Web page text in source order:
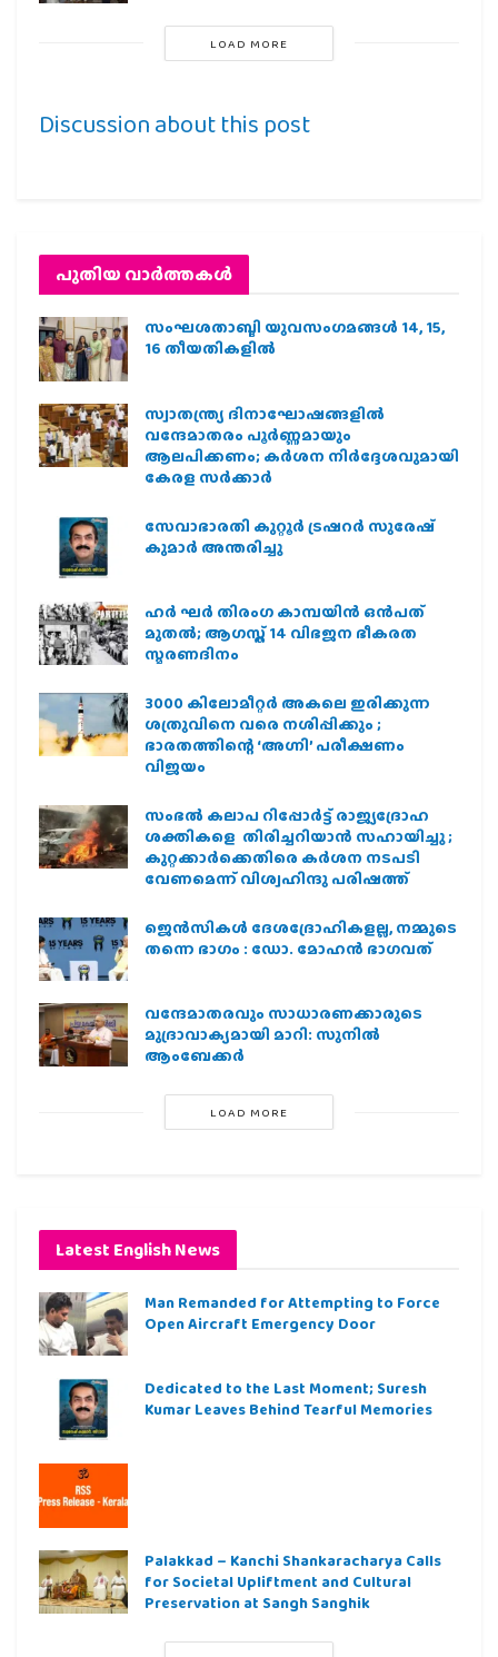
LOAD MORE
Discussion about this post
പുതിയ വാര്‍ത്തകള്‍
സംഘശതാബ്ദി യുവസംഗമങ്ങള്‍ 14, 15,
16 തീയതികളില്‍
സ്വാതന്ത്ര്യ ദിനാഘോഷങ്ങളിൽ
വന്ദേമാതരം പൂർണ്ണമായും
ആലപിക്കണം; കർശന നിർദ്ദേശവുമായി
കേരള സർക്കാർ
സേവാഭാരതി കുറ്റൂർ ട്രഷറർ സുരേഷ്
കുമാർ അന്തരിച്ചു
ഹര്‍ ഘര്‍ തിരംഗ കാമ്പയിന്‍ ഒന്‍പത്
മുതല്‍; ആഗസ്ത് 14 വിഭജന ഭീകരത
സ്മരണദിനം
3000 കിലോമീറ്റർ അകലെ ഇരിക്കുന്ന
ശത്രുവിനെ വരെ നശിപ്പിക്കും ;
ഭാരതത്തിന്റെ ‘അഗ്നി’ പരീക്ഷണം
വിജയം
സംഭൽ കലാപ റിപ്പോർട്ട് രാജ്യദ്രോഹ
ശക്തികളെ തിരിച്ചറിയാൻ സഹായിച്ചു ;
കുറ്റക്കാർക്കെതിരെ കർശന നടപടി
വേണമെന്ന് വിശ്വഹിന്ദു പരിഷത്ത്
ജെന്‍സികള്‍ ദേശദ്രോഹികളല്ല, നമ്മുടെ
തന്നെ ഭാഗം : ഡോ. മോഹന്‍ ഭാഗവത്
വന്ദേമാതരവും സാധാരണക്കാരുടെ
മുദ്രാവാക്യമായി മാറി: സുനിൽ
ആംബേക്കർ
LOAD MORE
Latest English News
Man Remanded for Attempting to Force
Open Aircraft Emergency Door
Dedicated to the Last Moment; Suresh
Kumar Leaves Behind Tearful Memories
Palakkad – Kanchi Shankaracharya Calls
for Societal Upliftment and Cultural
Preservation at Sangh Sanghik